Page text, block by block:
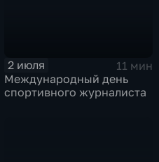
2 июля
11 мин
Международный день
спортивного журналиста